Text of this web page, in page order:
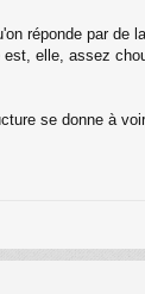
réponde par
elle, assez
se donne à